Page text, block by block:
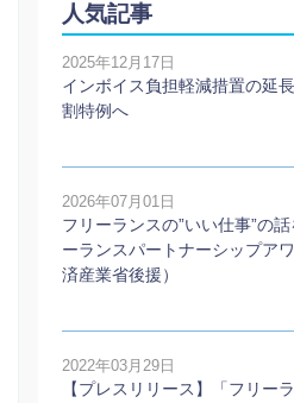
人気記事
2025年12月17日
インボイス負担軽減措置の延
割特例へ
2026年07月01日
フリーランスの”いい仕事”の
ーランスパートナーシップア
済産業省後援）
2022年03月29日
【プレスリリース】「フリー